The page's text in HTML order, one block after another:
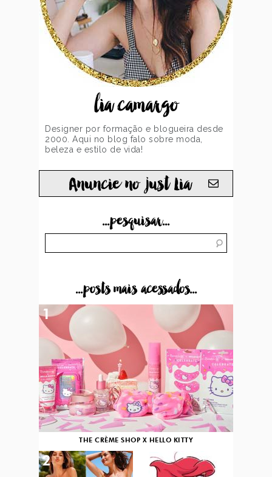
lia camargo
Designer por formação e blogueira desde
2000. Aqui no blog falo sobre moda,
beleza e estilo de vida!
Anuncie no just Lia
...pesquisar...
...posts mais acessados...
THE CRÈME SHOP X HELLO KITTY
1
2 3